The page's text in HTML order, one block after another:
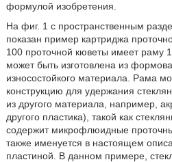
формулой изобретения.
На фиг. 1 с пространственным
показан пример картриджа
100 проточной кюветы имеет раму
может быть изготовлена из
износостойкого материала. Рама
конструкцию для удержания
из другого материала, например,
другого пластика), такой как
содержит микрофлюидные
также именуется в настоящем
пластиной. В данном примере,